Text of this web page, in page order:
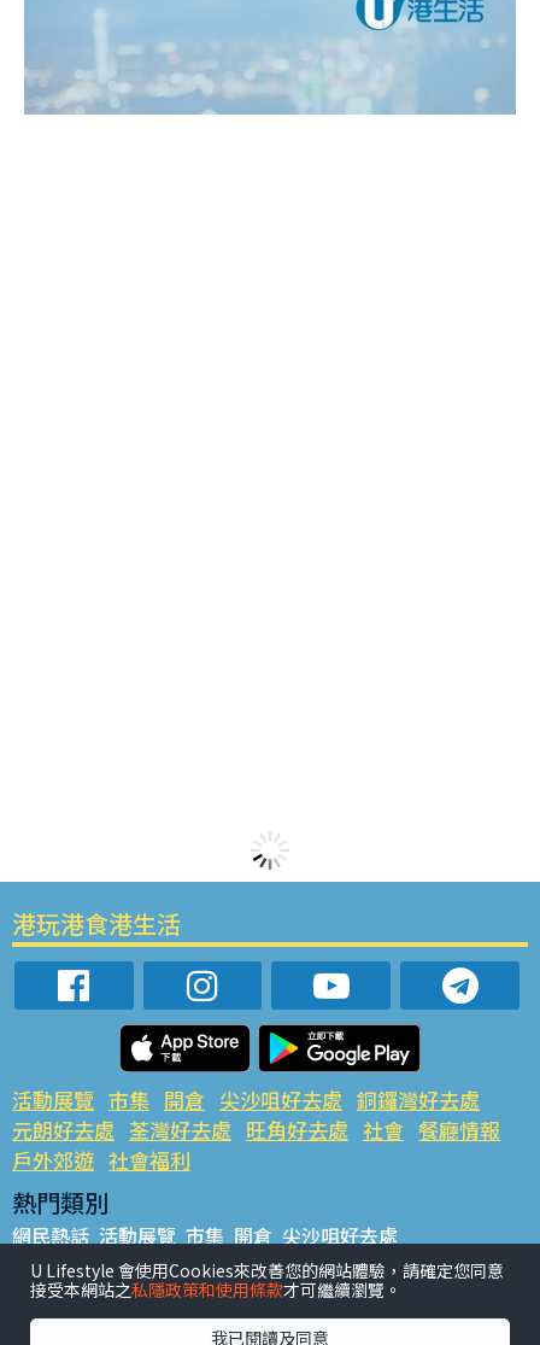
港玩港食港生活
活動展覽 市集 開倉 尖沙咀好去處 銅鑼灣好去處
元朗好去處 荃灣好去處 旺角好去處 社會 餐廳情報
戶外郊遊 社會福利
熱門類別
網民熱話 活動展覽 市集 開倉 尖沙咀好去處
銅鑼灣好去處 元朗好去處 荃灣好去處 旺角好去處 社會
餐廳情報 戶外郊遊
熱門標籤
U Lifestyle 會使用Cookies來改善您的網站體驗，請確定您同意
接受本網站之私隱政策和使用條款才可繼續瀏覽。
我已閱讀及同意